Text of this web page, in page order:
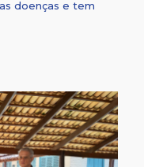
doenças e tem